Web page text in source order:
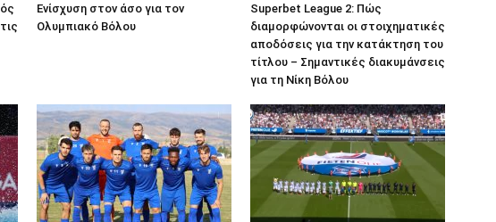
Ενίσχυση στον άσο για τον
Ολυμπιακό Βόλου
Superbet League 2: Πώς
διαμορφώνονται οι στοιχηματικές
αποδόσεις για την κατάκτηση του
τίτλου – Σημαντικές διακυμάνσεις
για τη Νίκη Βόλου